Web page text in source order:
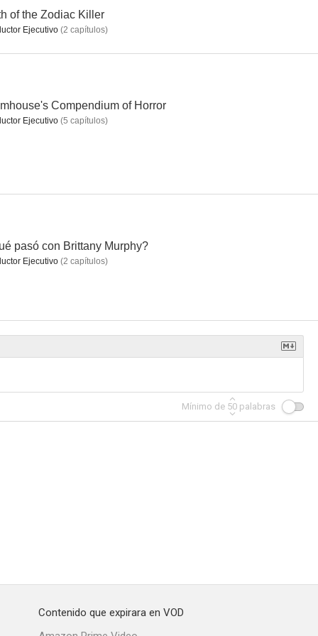
of the Zodiac Killer
Ejecutivo (2 capítulos)
Compendium of Horror
Ejecutivo (5 capítulos)
pasó con Brittany Murphy?
Ejecutivo (2 capítulos)
Mínimo de 50 palabras
Contenido que expirara en VOD